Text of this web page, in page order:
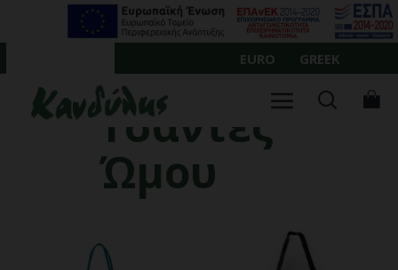
ιστότοπος
περιλαμβάνει
σύστημα
EURO GREEK
Τσάντες
Ώμου